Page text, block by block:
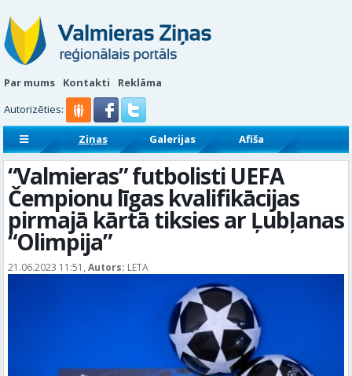
Par mums Kontakti
Reklāma
Autorizēties:
Ziņas Galerijas
Afiša
Sludinājumi
Reklāmraksti
“Valmieras” futbolisti UEFA
Čempionu līgas kvalifikācijas
pirmajā kārtā tiksies ar Ļubļanas
“Olimpija”
21.06.2023 11:51, Autors: LETA